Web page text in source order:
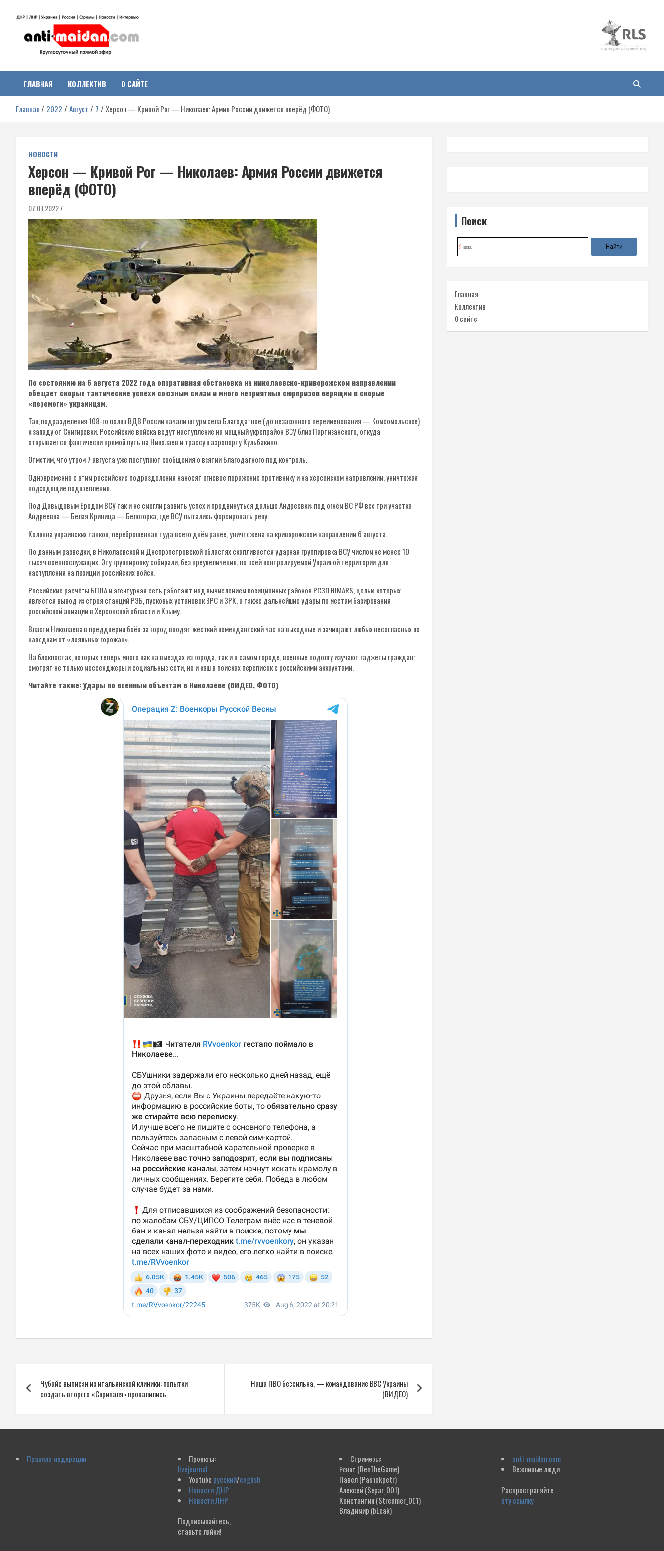
Антимайдан:
Гражданская война на
Украине
о гражданской войне на Украине, включая события в Новороссии,
ДНР, ЛНР и других регионах.
ГЛАВНАЯ КОЛЛЕКТИВ О САЙТЕ
Главная 2022 Август 7 Херсон — Кривой Рог — Николаев: Армия России движется вперёд (ФОТО)
НОВОСТИ
Херсон — Кривой Рог — Николаев: Армия России движется
вперёд (ФОТО)
07.08.2022
По состоянию на 6 августа 2022 года оперативная обстановка на николаевско-криворожском направлении
обещает скорые тактические успехи союзным силам и много неприятных сюрпризов верящим в скорые
«перемоги» украинцам.
Так, подразделения 108-го полка ВДВ России начали штурм села Благодатное (до незаконного переименования — Комсомольское)
к западу от Снигиревки. Российские войска ведут наступление на мощный укрепрайон ВСУ близ Партизанского, откуда
открывается фактически прямой путь на Николаев и трассу к аэропорту Кульбакино.
Отметим, что утром 7 августа уже поступают сообщения о взятии Благодатного под контроль.
Одновременно с этим российские подразделения наносят огневое поражение противнику и на херсонском направлении, уничтожая
подходящие подкрепления.
Под Давыдовым Бродом ВСУ так и не смогли развить успех и продвинуться дальше Андреевки: под огнём ВС РФ все три участка
Андреевка — Белая Криница — Белогорка, где ВСУ пытались форсировать реку.
Колонна украинских танков, переброшенная туда всего днём ранее, уничтожена на криворожском направлении 6 августа.
По данным разведки, в Николаевской и Днепропетровской областях скапливается ударная группировка ВСУ числом не менее 10
тысяч военнослужащих. Эту группировку собирали, без преувеличения, по всей контролируемой Украиной территории для
наступления на позиции российских войск.
Российские расчёты БПЛА и агентурная сеть работают над вычислением позиционных районов РСЗО HIMARS, целью которых
является вывод из строя станций РЭБ, пусковых установок ЗРС и ЗРК, а также дальнейшие удары по местам базирования
российской авиации в Херсонской области и Крыму.
Власти Николаева в преддверии боёв за город вводят жесткий комендантский час на выходные и зачищают любых несогласных по
наводкам от «лояльных горожан».
На блокпостах, которых теперь много как на выездах из города, так и в самом городе, военные подолгу изучают гаджеты граждан:
смотрят не только мессенджеры и социальные сети, но и кэш в поисках переписок с российскими аккаунтами.
Читайте также: Удары по военным объектам в Николаеве (ВИДЕО, ФОТО)
по
записям
Чубайс выписан из итальянской клиники: попытки
создать второго «Скрипаля» провалились
Наша ПВО бессильна, — командование ВВС Украины
(ВИДЕО)
Поиск
Главная
Коллектив
О сайте
Правила модерации
Проекты:
livejournal
Youtube русский/english
Новости ДНР
Новости ЛНР
Подписывайтесь,
ставьте лайки!
Стримеры:
Ренат (RenTheGame)
Павел(Pashokpetr)
Алексей(Separ_001)
Константин (Streamer_001)
Владимир (bLeak)
anti-maidan.com
Вежливые люди
Распространяйте
эту ссылку